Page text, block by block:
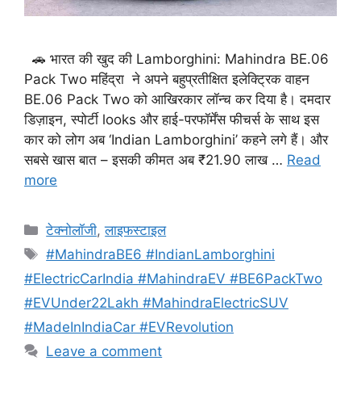
🚗 भारत की खुद की Lamborghini: Mahindra BE.06
Pack Two महिंद्रा ने अपने बहुप्रतीक्षित इलेक्ट्रिक वाहन
BE.06 Pack Two को आखिरकार लॉन्च कर दिया है। दमदार
डिज़ाइन, स्पोर्टी looks और हाई-परफॉर्मेंस फीचर्स के साथ इस
कार को लोग अब ‘Indian Lamborghini’ कहने लगे हैं। और
सबसे खास बात – इसकी कीमत अब ₹21.90 लाख … Read
more
Categories
टेक्नोलॉजी,लाइफस्टाइल
Tags
#MahindraBE6 #IndianLamborghini
#ElectricCarIndia #MahindraEV #BE6PackTwo
#EVUnder22Lakh #MahindraElectricSUV
#MadeInIndiaCar #EVRevolution
Leave a comment